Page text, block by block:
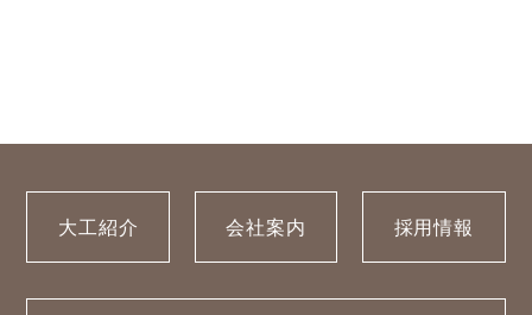
大工紹介 会社案内 採用情報